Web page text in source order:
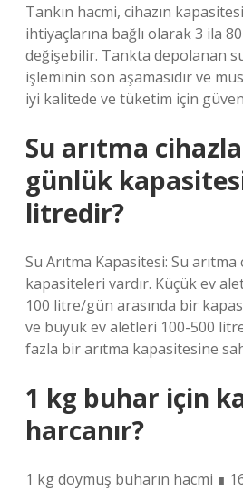
Tankın hacmi, cihazın
ihtiyaçlarına bağlı olarak 3 ila
değişebilir. Tankta depolanan
işleminin son aşamasıdır ve
iyi kalitede ve tüketim için
Su arıtma
günlük
litredir?
Su Arıtma Kapasitesi: Su arıtma
kapasiteleri vardır. Küçük ev
100 litre/gün arasında bir
ve büyük ev aletleri 100-500
fazla bir arıtma kapasitesine
1 kg buhar için
harcanır?
1 kg doymuş buharın hacmi ∎